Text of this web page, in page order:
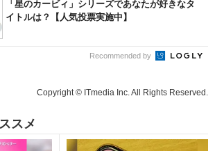
「星のカービィ」シリーズであなたが好きなタ
イトルは？【人気投票実施中】
Recommended by
Copyright © ITmedia Inc. All Rights Reserved.
スメ